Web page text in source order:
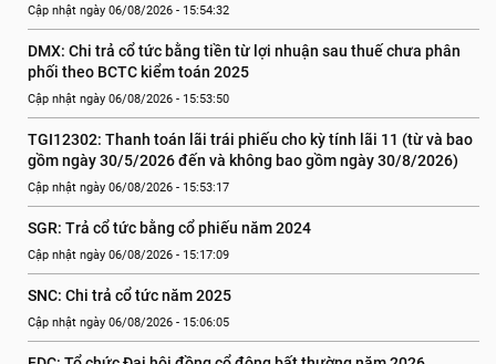
Cập nhật ngày 06/08/2026 - 15:54:32
DMX: Chi trả cổ tức bằng tiền từ lợi nhuận sau thuế chưa phân
phối theo BCTC kiểm toán 2025
Cập nhật ngày 06/08/2026 - 15:53:50
TGI12302: Thanh toán lãi trái phiếu cho kỳ tính lãi 11 (từ và bao
gồm ngày 30/5/2026 đến và không bao gồm ngày 30/8/2026)
Cập nhật ngày 06/08/2026 - 15:53:17
SGR: Trả cổ tức bằng cổ phiếu năm 2024
Cập nhật ngày 06/08/2026 - 15:17:09
SNC: Chi trả cổ tức năm 2025
Cập nhật ngày 06/08/2026 - 15:06:05